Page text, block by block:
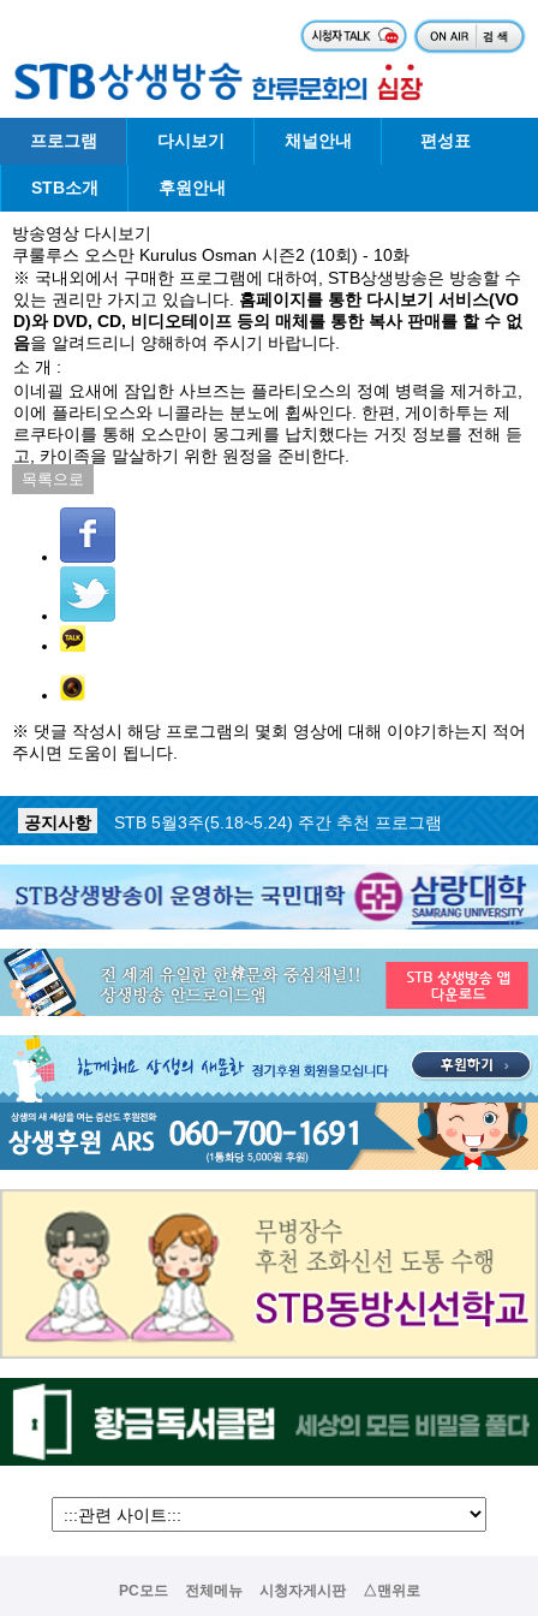
프로그램 다시보기 채널안내 편성표
STB소개 후원안내
방송영상 다시보기
쿠룰루스 오스만 Kurulus Osman 시즌2 (10회) - 10화
※ 국내외에서 구매한 프로그램에 대하여, STB상생방송은 방송할 수
있는 권리만 가지고 있습니다. 홈페이지를 통한 다시보기 서비스(VO
D)와 DVD, CD, 비디오테이프 등의 매체를 통한 복사 판매를 할 수 없
음을 알려드리니 양해하여 주시기 바랍니다.
소 개 :
이네괼 요새에 잠입한 사브즈는 플라티오스의 정예 병력을 제거하고,
이에 플라티오스와 니콜라는 분노에 휩싸인다. 한편, 게이하투는 제
르쿠타이를 통해 오스만이 몽그케를 납치했다는 거짓 정보를 전해 듣
고, 카이족을 말살하기 위한 원정을 준비한다.
목록으로
※ 댓글 작성시 해당 프로그램의 몇회 영상에 대해 이야기하는지 적어
주시면 도움이 됩니다.
공지사항 ON AIR 서비스 장애 복구 안내
공지사항
STB 5월4주(5.25~5.31) 주간 추천 프로그램
공지사항
STB 5월3주(5.18~5.24) 주간 추천 프로그램
공지사항
STB 4월마지막주(4.27~5.3) 주간 추천 프로그램
STB 4월4주(4.20~4.26) 주간 추천 프로그램
공지사항
STB 4월2주(4.6~4.12) 주간 추천 프로그램
공지사항
STB 4월1주(3.30~4.5) 주간 추천 프로그램
공지사항
STB 3월4주(3.23~3.29) 주간 추천 프로그램
PC모드 전체메뉴 시청자게시판 △맨위로